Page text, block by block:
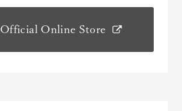
Official Online Store